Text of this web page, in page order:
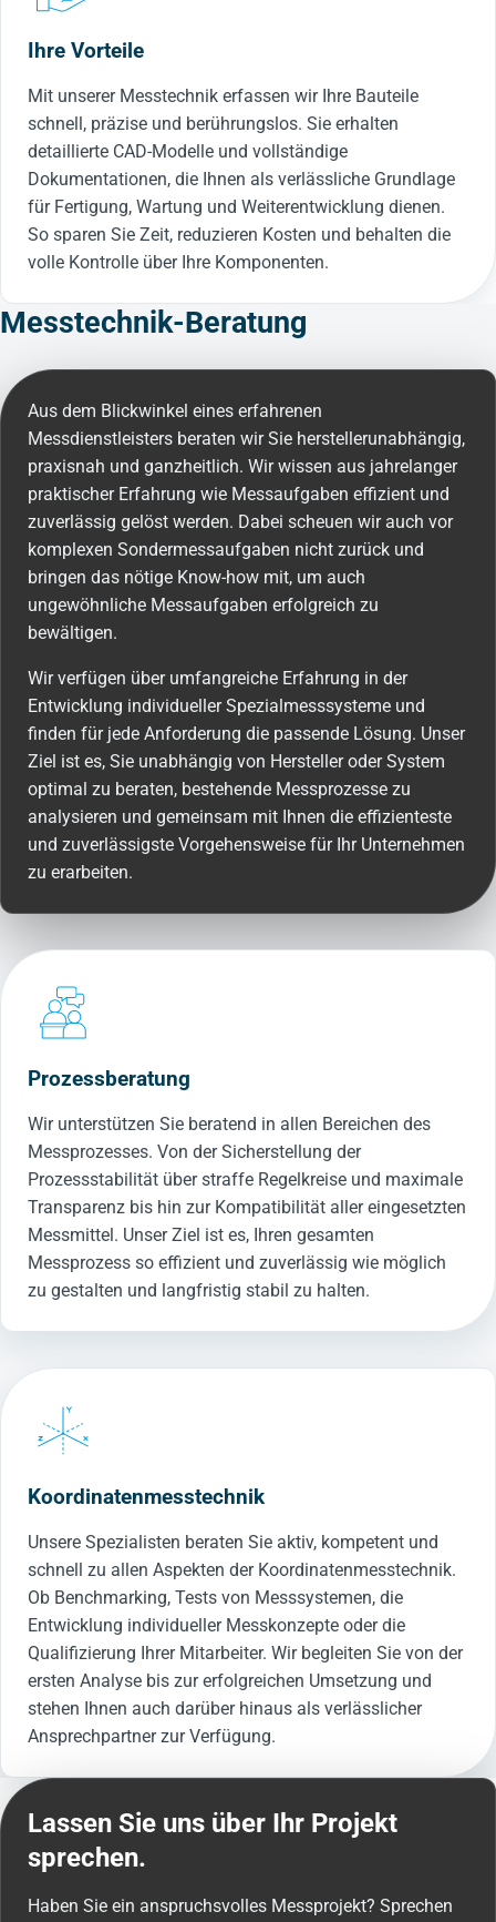
Ihre Vorteile
Mit unserer Messtechnik erfassen wir Ihre Bauteile
schnell, präzise und berührungslos. Sie erhalten
detaillierte CAD-Modelle und vollständige
Dokumentationen, die Ihnen als verlässliche Grundlage
für Fertigung, Wartung und Weiterentwicklung dienen.
So sparen Sie Zeit, reduzieren Kosten und behalten die
volle Kontrolle über Ihre Komponenten.
Messtechnik-Beratung
Aus dem Blickwinkel eines erfahrenen
Messdienstleisters beraten wir Sie herstellerunabhängig,
praxisnah und ganzheitlich. Wir wissen aus jahrelanger
praktischer Erfahrung wie Messaufgaben effizient und
zuverlässig gelöst werden. Dabei scheuen wir auch vor
komplexen Sondermessaufgaben nicht zurück und
bringen das nötige Know-how mit, um auch
ungewöhnliche Messaufgaben erfolgreich zu
bewältigen.
Wir verfügen über umfangreiche Erfahrung in der
Entwicklung individueller Spezialmesssysteme und
finden für jede Anforderung die passende Lösung. Unser
Ziel ist es, Sie unabhängig von Hersteller oder System
optimal zu beraten, bestehende Messprozesse zu
analysieren und gemeinsam mit Ihnen die effizienteste
und zuverlässigste Vorgehensweise für Ihr Unternehmen
zu erarbeiten.
Prozessberatung
Wir unterstützen Sie beratend in allen Bereichen des
Messprozesses. Von der Sicherstellung der
Prozessstabilität über straffe Regelkreise und maximale
Transparenz bis hin zur Kompatibilität aller eingesetzten
Messmittel. Unser Ziel ist es, Ihren gesamten
Messprozess so effizient und zuverlässig wie möglich
zu gestalten und langfristig stabil zu halten.
Koordinatenmesstechnik
Unsere Spezialisten beraten Sie aktiv, kompetent und
schnell zu allen Aspekten der Koordinatenmesstechnik.
Ob Benchmarking, Tests von Messsystemen, die
Entwicklung individueller Messkonzepte oder die
Qualifizierung Ihrer Mitarbeiter. Wir begleiten Sie von der
ersten Analyse bis zur erfolgreichen Umsetzung und
stehen Ihnen auch darüber hinaus als verlässlicher
Ansprechpartner zur Verfügung.
Lassen Sie uns über Ihr Projekt
sprechen.
Haben Sie ein anspruchsvolles Messprojekt? Sprechen